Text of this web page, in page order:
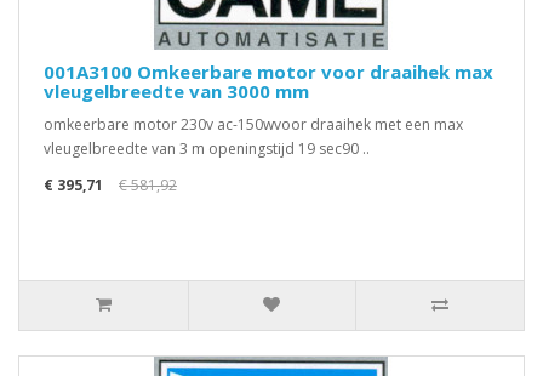
001A3100 Omkeerbare motor voor draaihek max
vleugelbreedte van 3000 mm
omkeerbare motor 230v ac-150wvoor draaihek met een max
vleugelbreedte van 3 m openingstijd 19 sec90 ..
€ 395,71
€ 581,92